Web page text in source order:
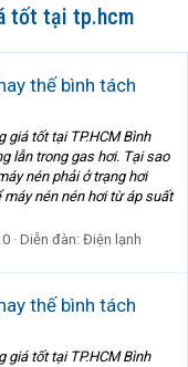
tốt tại tp.hcm
thế bình tách
giá tốt tại TP.HCM Bình
lẫn trong gas hơi. Tại sao
nén phải ở trạng hơi
nén nén hơi từ áp suất
0 Diễn đàn: Điện lạnh
thế bình tách
giá tốt tại TP.HCM Bình